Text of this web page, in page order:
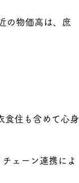
の物価高は、庶
食住も含めて心身
ェーン連携によ